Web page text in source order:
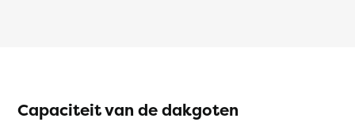
Capaciteit van de dakgoten